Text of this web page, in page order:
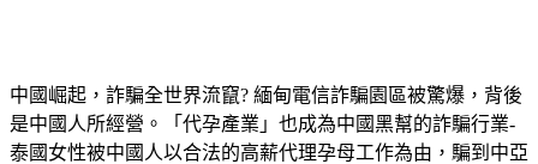
中國崛起，詐騙全世界流竄? 緬甸電信詐騙園區被驚爆，背後
是中國人所經營。「代孕產業」也成為中國黑幫的詐騙行業-
泰國女性被中國人以合法的高薪代理孕母工作為由，騙到中亞